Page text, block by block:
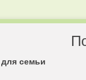
семьи